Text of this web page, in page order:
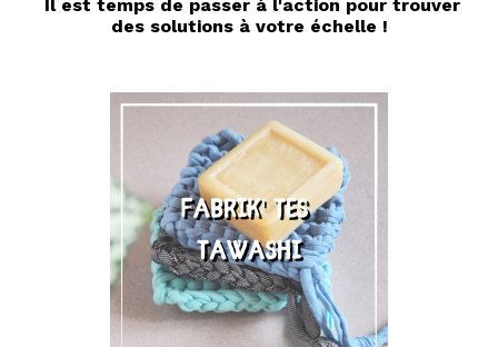
Il est temps de passer à l'action pour trouver
des solutions à votre échelle !